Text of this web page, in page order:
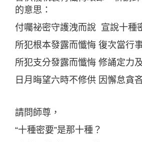
的意思：
付囑祕密守護洩而說 宣說十種
所犯根本發露而懺悔 復次當行
所犯支分發露而懺悔 修誦定力
日月晦望六時不修供 因懈怠貪
請問師尊，
“十種密要”是那十種？